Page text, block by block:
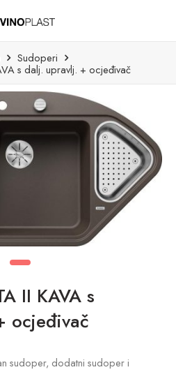
Sudoperi
s dalj. upravlj. + ocjeđivač
II KAVA s
ocjeđivač
sudoper, dodatni sudoper i